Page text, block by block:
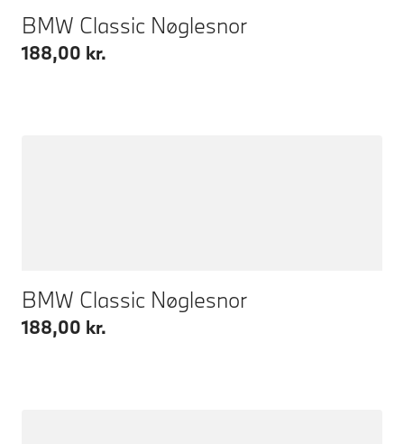
BMW Classic Nøglesnor
188,00 kr.
BMW Classic Nøglesnor
188,00 kr.